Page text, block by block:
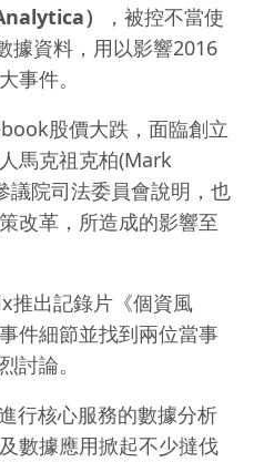
）
，被控不當使
據資料，用以影響2016
事件。
股價大跌，面臨創立
馬克祖克柏(Mark
院司法委員會說明，也
改革，所造成的影響至
推出記錄片《個資風
件細節並找到兩位當事
討論。
行核心服務的數據分析
數據應用掀起不少撻伐